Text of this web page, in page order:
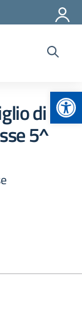
di
5^